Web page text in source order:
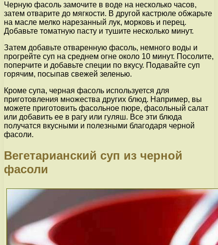
Черную фасоль замочите в воде на несколько часов,
затем отварите до мягкости. В другой кастрюле обжарьте
на масле мелко нарезанный лук, морковь и перец.
Добавьте томатную пасту и тушите несколько минут.
Затем добавьте отваренную фасоль, немного воды и
прогрейте суп на среднем огне около 10 минут. Посолите,
поперчите и добавьте специи по вкусу. Подавайте суп
горячим, посыпав свежей зеленью.
Кроме супа, черная фасоль используется для
приготовления множества других блюд. Например, вы
можете приготовить фасольное пюре, фасольный салат
или добавить ее в рагу или гуляш. Все эти блюда
получатся вкусными и полезными благодаря черной
фасоли.
Вегетарианский суп из черной
фасоли